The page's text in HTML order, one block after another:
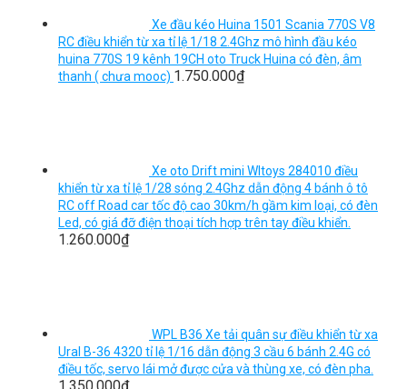
Xe đầu kéo Huina 1501 Scania 770S V8
RC điều khiển từ xa tỉ lệ 1/18 2.4Ghz mô hình đầu kéo
huina 770S 19 kênh 19CH oto Truck Huina có đèn, âm
thanh ( chưa mooc) 1.750.000₫
Xe oto Drift mini Wltoys 284010 điều
khiển từ xa tỉ lệ 1/28 sóng 2.4Ghz dẫn động 4 bánh ô tô
RC off Road car tốc độ cao 30km/h gầm kim loại, có đèn
Led, có giá đỡ điện thoại tích hợp trên tay điều khiển.
1.260.000₫
WPL B36 Xe tải quân sự điều khiển từ xa
Ural B-36 4320 tỉ lệ 1/16 dẫn động 3 cầu 6 bánh 2.4G có
điều tốc, servo lái mở được cửa và thùng xe, có đèn pha.